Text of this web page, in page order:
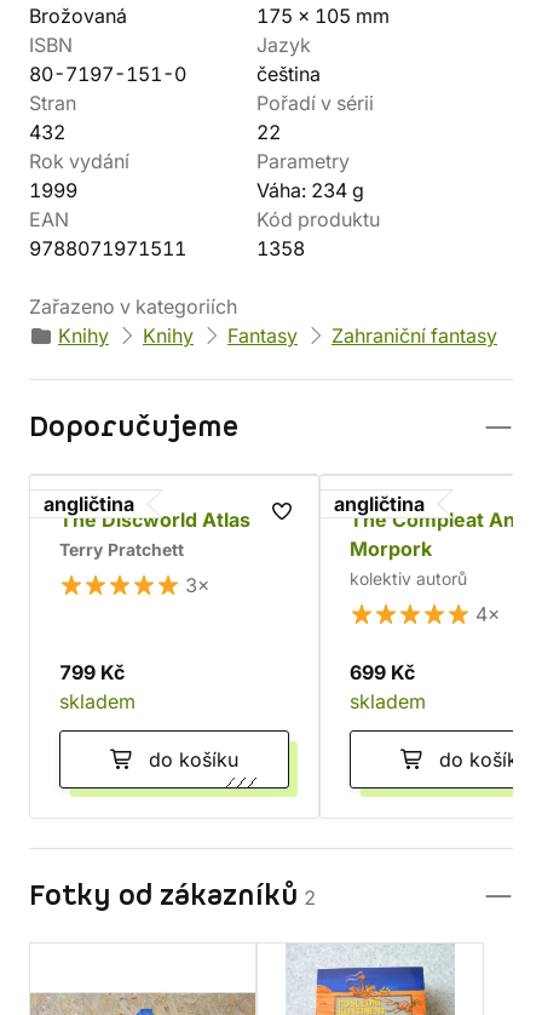
Brožovaná
175 x 105 mm
ISBN
80-7197-151-0
Jazyk
čeština
Stran
432
Pořadí v sérii
22
Rok vydání
1999
Parametry
Váha: 234 g
EAN
9788071971511
Kód produktu
1358
Zařazeno v kategoriích
Knihy
Knihy Fantasy Zahraniční fantasy
Doporučujeme
angličtina
The Discworld Atlas
Terry Pratchett
3×
799 Kč
skladem
do košíku
angličtina
The Compleat
Morpork
kolektiv autorů
4×
699 Kč
skladem
do košíku
Fotky od zákazníků 2